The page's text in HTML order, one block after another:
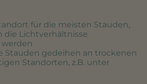
für die meisten Stauden,
die Lichtverhältnisse
Stauden gedeihen an trockenen
Standorten, z.B. unter